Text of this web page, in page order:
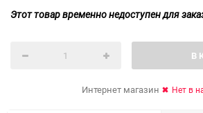
Этот товар временно недоступен для
В
Интернет магазин Нет в